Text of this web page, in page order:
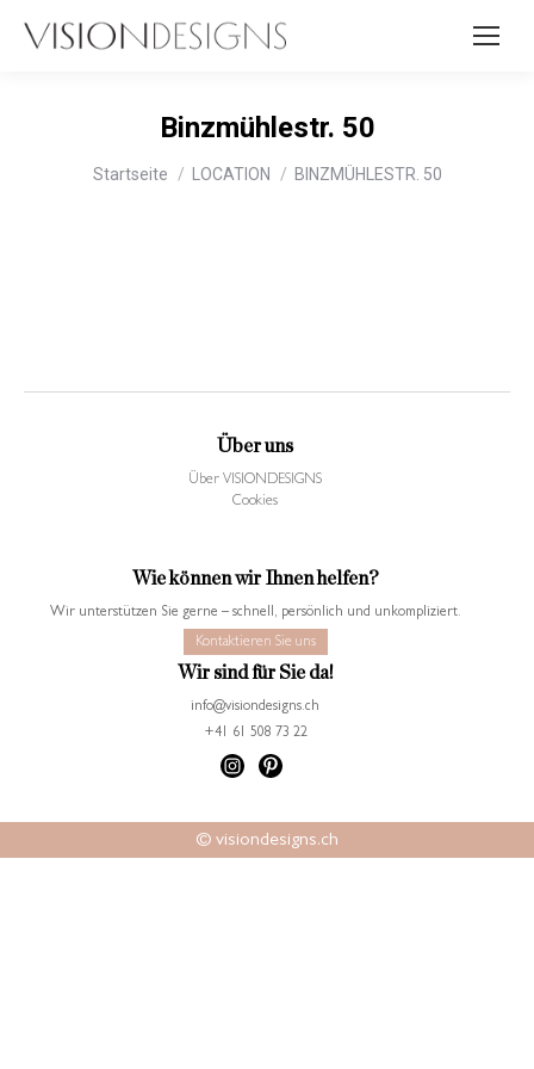
Binzmühlestr. 50
Startseite LOCATION BINZMÜHLESTR. 50
Über uns
Über VISIONDESIGNS
Cookies
Wie können wir Ihnen helfen?
Wir unterstützen Sie gerne – schnell, persönlich und unkompliziert.
Kontaktieren Sie uns
Wir sind für Sie da!
info@visiondesigns.ch
+41 61 508 73 22
© visiondesigns.ch